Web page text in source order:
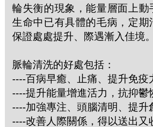
輪失衡的現象，能量層面上
生命中已有具體的毛病，定
保證處處提升、際遇漸入佳境。
脈輪清洗的好處包括：
----百病早癒、止痛、提升免疫
----提升能量增進活力，抗抑鬱
----加強專注、頭腦清明、提升
----改善人際關係，得以送出又